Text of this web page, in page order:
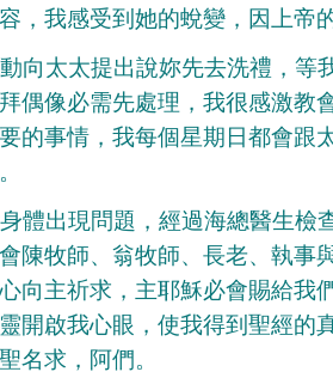
，我感受到她的蛻變，因上帝
向太太提出說妳先去洗禮，等
偶像必需先處理，我很感激教
的事情，我每個星期日都會跟
體出現問題，經過海總醫生檢
陳牧師、翁牧師、長老、執事
向主祈求，主耶穌必會賜給我
開啟我心眼，使我得到聖經的
名求，阿們。